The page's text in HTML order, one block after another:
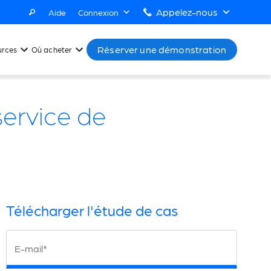
Aide Connexion Appelez-nous
Où acheter Réserver une démonstration
de
Télécharger l'étude de cas
E-mail*